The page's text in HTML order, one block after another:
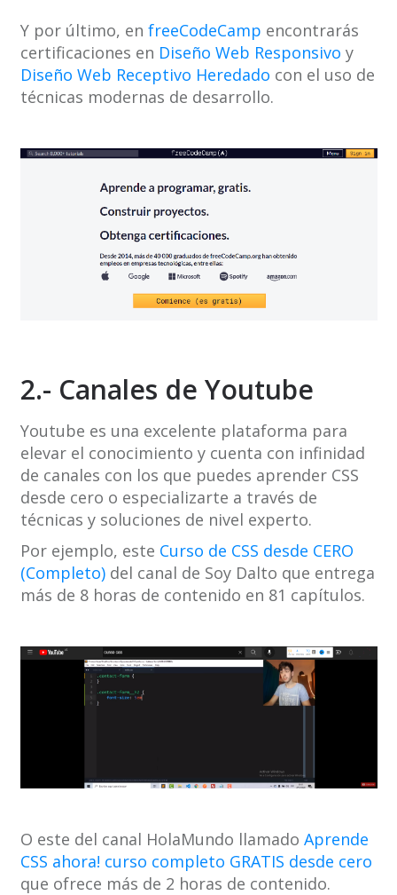
Y por último, en freeCodeCamp encontrarás
certificaciones en Diseño Web Responsivo y
Diseño Web Receptivo Heredado con el uso de
técnicas modernas de desarrollo.
2.- Canales de Youtube
Youtube es una excelente plataforma para
elevar el conocimiento y cuenta con infinidad
de canales con los que puedes aprender CSS
desde cero o especializarte a través de
técnicas y soluciones de nivel experto.
Por ejemplo, este Curso de CSS desde CERO
(Completo)del canal de Soy Dalto que entrega
más de 8 horas de contenido en 81 capítulos.
O este del canal HolaMundo llamado Aprende
CSS ahora! curso completo GRATIS desde cero
que ofrece más de 2 horas de contenido.